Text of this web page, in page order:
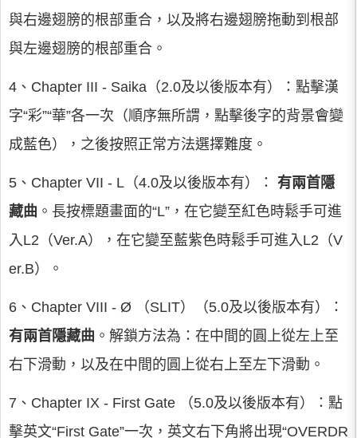
與右邊翅膀的根部重合，以及將右邊翅膀拖動到根部
與左邊翅膀的根部重合。
4、Chapter III - Saika（2.0及以後版本有）：點擊漢
字“彩”“華”各一次（順序無所謂，點擊後字的背景會變
成藍色），之後按照正常方法選擇難度。
5、Chapter VII - L（4.0及以後版本有）： 有兩首隱
藏曲 。長按標題畫面的“L”，在它變至紅色時鬆手可進
入L2（Ver.A），在它變至藍紫色時鬆手可進入L2（V
er.B）。
6、Chapter VIII - Ø （SLIT）（5.0及以後版本有）：
有兩首隱藏曲 。解鎖方法為：在中間的圓上從左上至
右下滑動，以及在中間的圓上從右上至左下滑動。
7、Chapter IX - First Gate （5.0及以後版本有）：點
擊英文“First Gate”一次，英文右下角將出現“OVERDR